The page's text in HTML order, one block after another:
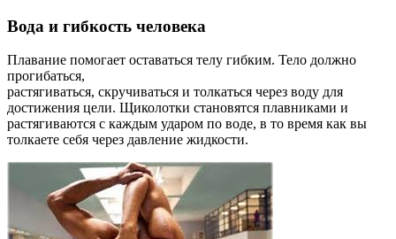
Вода и гибкость человека
Плавание помогает оставаться телу гибким. Тело должно
прогибаться,
растягиваться, скручиваться и толкаться через воду для
достижения цели. Щиколотки становятся плавниками и
растягиваются с каждым ударом по воде, в то время как вы
толкаете себя через давление жидкости.